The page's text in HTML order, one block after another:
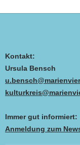
Kontakt:
Ursula Bensch
Immer gut informiert:
Anmeldung zum